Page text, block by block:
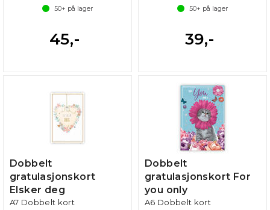
50+ på lager
45,-
50+ på lager
39,-
Dobbelt
gratulasjonskort
Elsker deg
A7 Dobbelt kort
Dobbelt
gratulasjonskort For
you only
A6 Dobbelt kort